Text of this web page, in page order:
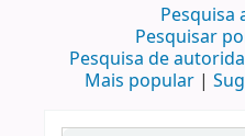
Pesquisa
Pesquisar
Pesquisa de
Mais popular